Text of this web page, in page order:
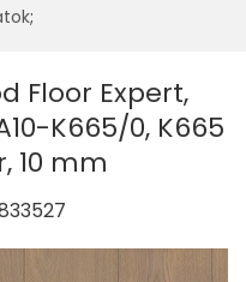
;
Floor Expert,
K665/0, K665
10 mm